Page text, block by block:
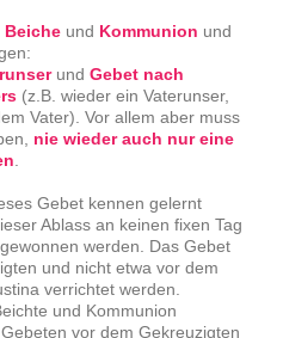
Beiche und Kommunion und
und Gebet nach
(z.B. wieder ein Vaterunser,
Vater). Vor allem aber muss
nie wieder auch nur eine
.
Gebet kennen gelernt
Ablass an keinen fixen Tag
werden. Das Gebet
und nicht etwa vor dem
verrichtet werden.
und Kommunion
vor dem Gekreuzigten